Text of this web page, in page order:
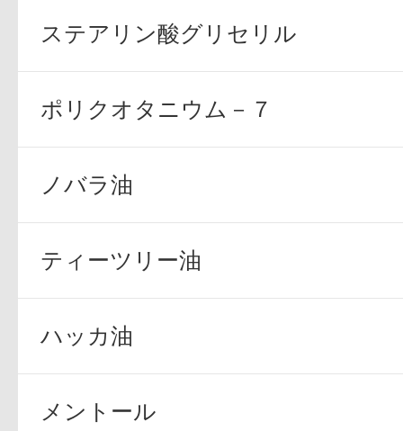
健康食品／サプ
ファッション
ステアリン酸グリセリル
ポリクオタニウム－７
ノバラ油
ティーツリー油
ハッカ油
メントール